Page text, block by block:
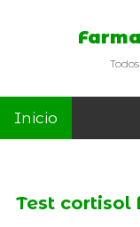
Inicio
Test cortisol